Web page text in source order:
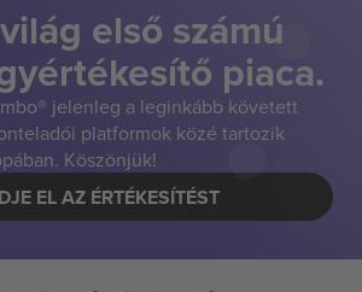
első számú
piaca.
jelenleg a leginkább követett
platformok közé tartozik
Köszönjük!
EL AZ ÉRTÉKESÍTÉST